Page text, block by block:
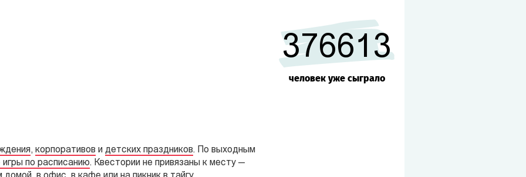
376613
человек уже сыграло
, корпоративов и детских праздников. По выходным
по расписанию. Квестории не привязаны к месту —